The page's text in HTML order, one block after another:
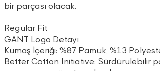
bir parçası olacak.
Regular Fit
GANT Logo Detayı
Kumaş İçeriği: %87 Pamuk, %13
Better Cotton Initiative: Sürdürülebilir